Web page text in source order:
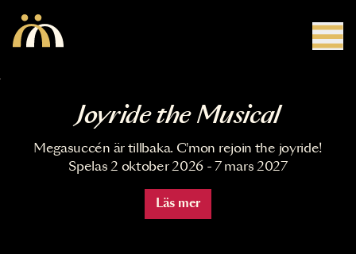
Joyride the Musical
Megasuccén är tillbaka. C'mon rejoin the joyride!
Spelas 2 oktober 2026 - 7 mars 2027
Läs mer